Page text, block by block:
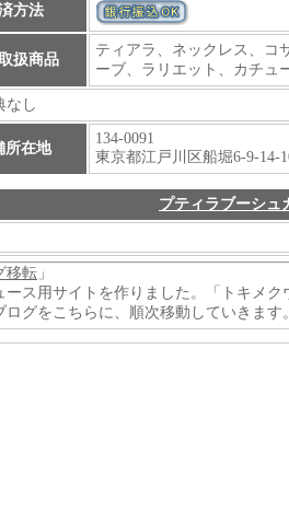
方法
扱商品
ティアラ ネックレス
コ
ーブ
ラリエット カチュ
なし
所在地
134-0091
東京都江戸川区船堀6-9-14-
プティラブーシュ
移転 」
ース用サイトを作りました。「トキメク
ログをこちらに、順次移動していきます